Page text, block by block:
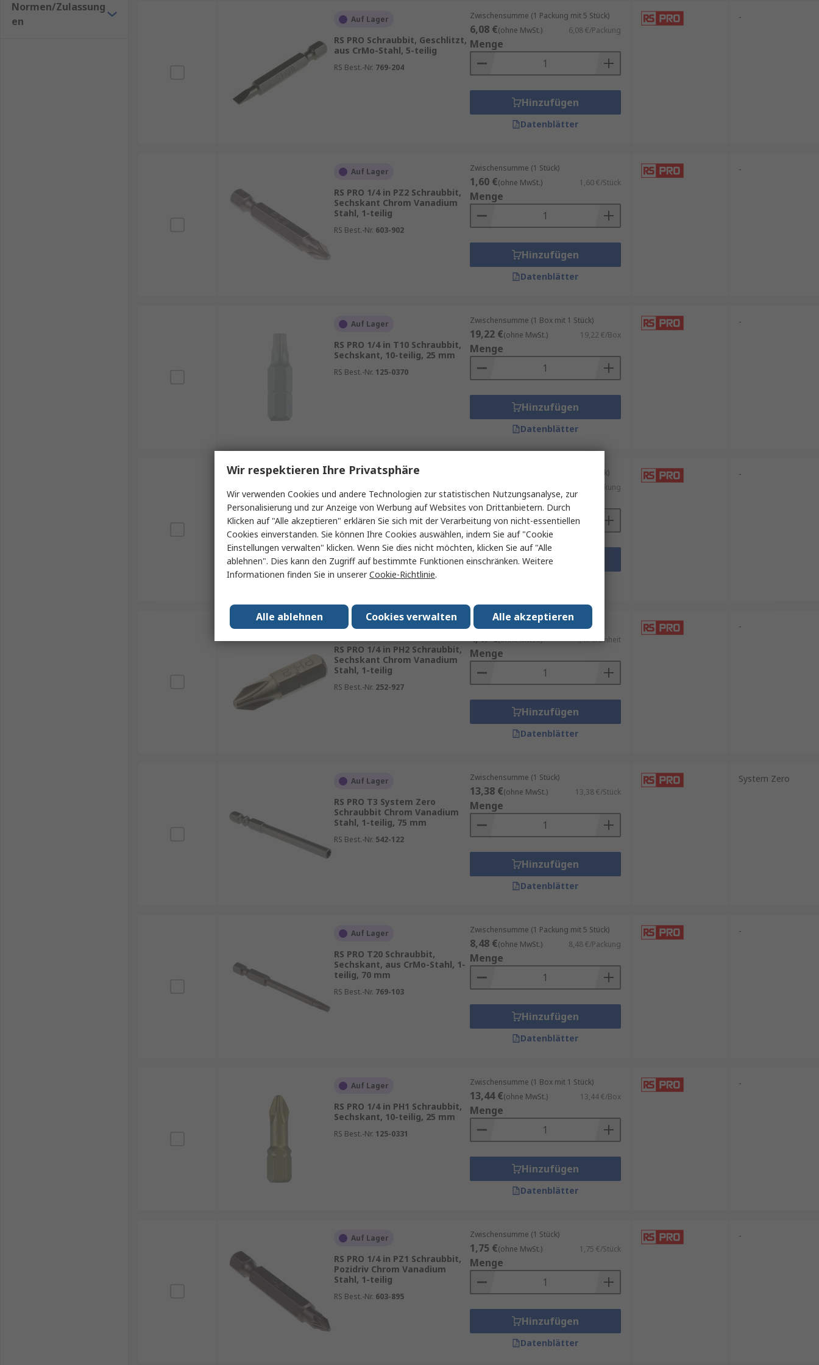
Normen/Zulassung
en
Auf Lager
RS PRO Schraubbit, Geschlitzt,
aus CrMo-Stahl, 5-teilig
RS Best.-Nr. 769-204
Zwischensumme (1 Packung mit 5 Stück)
6,08 €(ohne MwSt.) 6,08 €/Packung
Menge
Hinzufügen
Datenblätter
-
Auf Lager
RS PRO 1/4 in PZ2 Schraubbit,
Sechskant Chrom Vanadium
Stahl, 1-teilig
RS Best.-Nr. 603-902
Zwischensumme (1 Stück)
1,60 €(ohne MwSt.) 1,60 €/Stück
Menge
Hinzufügen
Datenblätter
-
Auf Lager
RS PRO 1/4 in T10 Schraubbit,
Sechskant, 10-teilig, 25 mm
RS Best.-Nr. 125-0370
Zwischensumme (1 Box mit 1 Stück)
19,22 €(ohne MwSt.) 19,22 €/Box
Menge
Hinzufügen
Datenblätter
-
Auf Lager
RS PRO 6.35 mm T27
Schraubbit, Sechskant, aus
CrMo-Stahl, 1-teilig, 70 mm
RS Best.-Nr.769-125
Zwischensumme (1 Packung mit 5 Stück)
8,48 €/Packung
Menge
Hinzufügen
-
Auf Lager
RS PRO 1/4 in PH2 Schraubbit,
Sechskant Chrom Vanadium
Stahl, 1-teilig
RS Best.-Nr. 252-927
Zwischensumme (1 Einheit mit 5 Stück)
4,47 €(ohne MwSt.) 4,47 €/Einheit
Menge
Hinzufügen
Datenblätter
-
Auf Lager
RS PRO T3 System Zero
Schraubbit Chrom Vanadium
Stahl, 1-teilig, 75 mm
RS Best.-Nr. 542-122
Zwischensumme (1 Stück)
13,38 €(ohne MwSt.) 13,38 €/Stück
Menge
Hinzufügen
Datenblätter
System Zero
Auf Lager
RS PRO T20 Schraubbit,
Sechskant, aus CrMo-Stahl, 1-
teilig, 70 mm
RS Best.-Nr. 769-103
Zwischensumme (1 Packung mit 5 Stück)
8,48 €(ohne MwSt.) 8,48 €/Packung
Menge
Hinzufügen
Datenblätter
-
Auf Lager
RS PRO 1/4 in PH1 Schraubbit,
Sechskant, 10-teilig, 25 mm
RS Best.-Nr. 125-0331
Zwischensumme (1 Box mit 1 Stück)
13,44 €(ohne MwSt.) 13,44 €/Box
Menge
Hinzufügen
Datenblätter
-
Auf Lager
RS PRO 1/4 in PZ1 Schraubbit,
Pozidriv Chrom Vanadium
Stahl, 1-teilig
RS Best.-Nr. 603-895
Zwischensumme (1 Stück)
1,75 €(ohne MwSt.) 1,75 €/Stück
Menge
Hinzufügen
Datenblätter
-
Wir respektieren Ihre Privatsphäre
Wir verwenden Cookies und andere Technologien zur statistischen Nutzungsanalyse, zur
Personalisierung und zur Anzeige von Werbung auf Websites von Drittanbietern. Durch
Klicken auf "Alle akzeptieren" erklären Sie sich mit der Verarbeitung von nicht-essentiellen
Cookies einverstanden. Sie können Ihre Cookies auswählen, indem Sie auf "Cookie
Einstellungen verwalten" klicken. Wenn Sie dies nicht möchten, klicken Sie auf "Alle
ablehnen". Dies kann den Zugriff auf bestimmte Funktionen einschränken. Weitere
Informationen finden Sie in unsererCookie-Richtlinie.
Alle akzeptieren
Cookies verwalten
Alle ablehnen